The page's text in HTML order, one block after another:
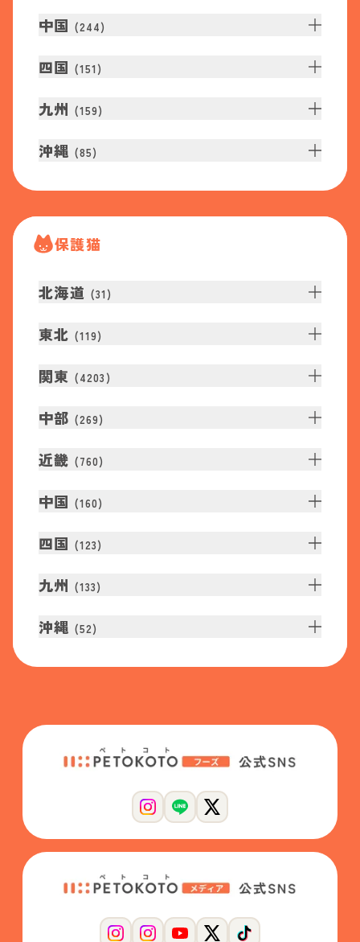
中国 (244)
四国 (151 )
九州 (159)
沖縄 (85)
保護猫
北海道 (31 )
東北 (119)
関東 (4203 )
中部 (269)
近畿 (760)
中国 (160)
四国 (123)
九州 (133)
沖縄 (52)